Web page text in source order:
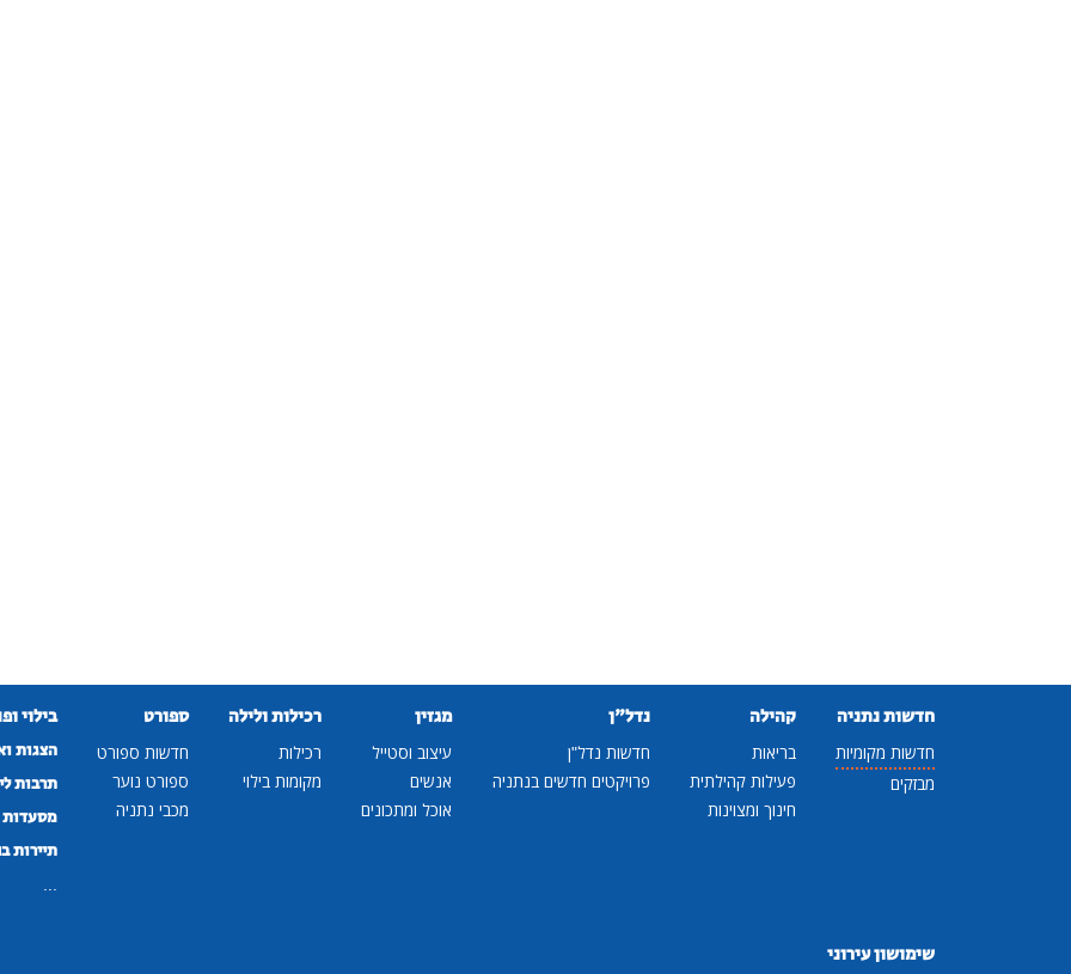
חדשות נתניה
חדשות מקומיות
מבזקים
קהילה
בריאות
פעילות קהילתית
חינוך ומצוינות
נדל"ן
חדשות נדל"ן
פרויקטים חדשים בנתניה
מגזין
עיצוב וסטייל
אנשים
אוכל ומתכונים
רכילות ולילה
רכילות
מקומות בילוי
ספורט
חדשות ספורט
ספורט נוער
מכבי נתניה
בילוי
הצגות
תרבות
מסעדות
תיירות
שימושון עירוני